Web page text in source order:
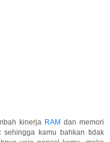
kinerja RAM dan memori
sehingga kamu bahkan tidak